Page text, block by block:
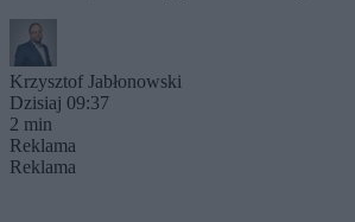
Krzysztof Jabłonowski
Dzisiaj 09:37
2 min
Reklama
Reklama